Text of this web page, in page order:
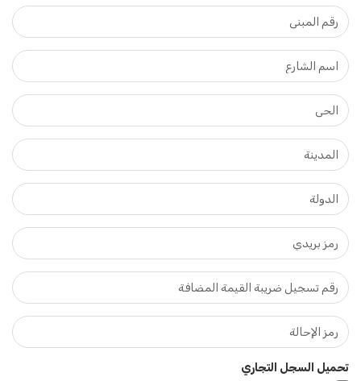
تحميل السجل التجاري